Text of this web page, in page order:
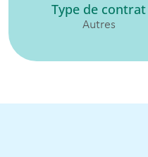
Type de contrat
Autres